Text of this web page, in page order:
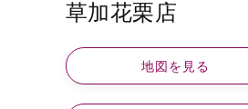
草加花栗店
地図を見る